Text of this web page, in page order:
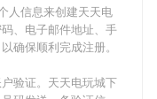
人信息来创建天天电
、电子邮件地址、手
确保顺利完成注册。
验证。 天天电玩城下